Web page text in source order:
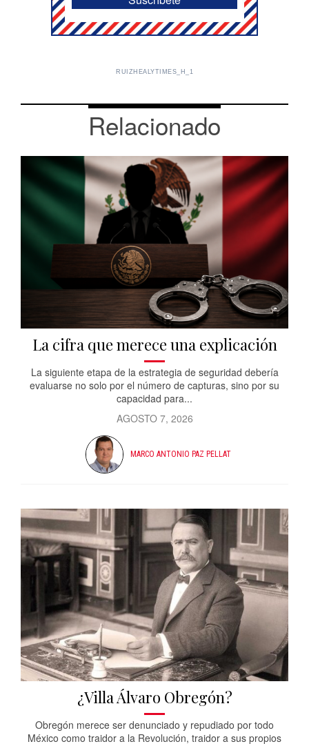
RUIZHEALYTIMES_H_1
Relacionado
La cifra que merece una explicación
La siguiente etapa de la estrategia de seguridad debería
evaluarse no solo por el número de capturas, sino por su
capacidad para...
AGOSTO 7, 2026
MARCO ANTONIO PAZ PELLAT
¿Villa Álvaro Obregón?
Obregón merece ser denunciado y repudiado por todo
México como traidor a la Revolución, traidor a sus propios